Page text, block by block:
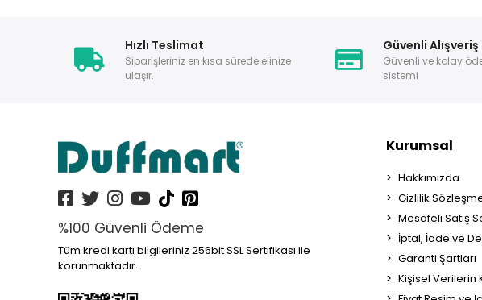
Hızlı Teslimat
Siparişleriniz en kısa sürede elinize
ulaşır.
Güvenli Alışveriş
Güvenli ve kolay
sistemi
%100 Güvenli Ödeme
Tüm kredi kartı bilgileriniz 256bit SSL Sertifikası ile
korunmaktadır.
Kurumsal
Hakkımızda
Gizlilik
Mesafeli Satış
İptal, İade ve
Garanti Şartları
Kişisel Verilerin